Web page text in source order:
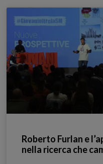
Roberto Furlan e
nella ricerca che